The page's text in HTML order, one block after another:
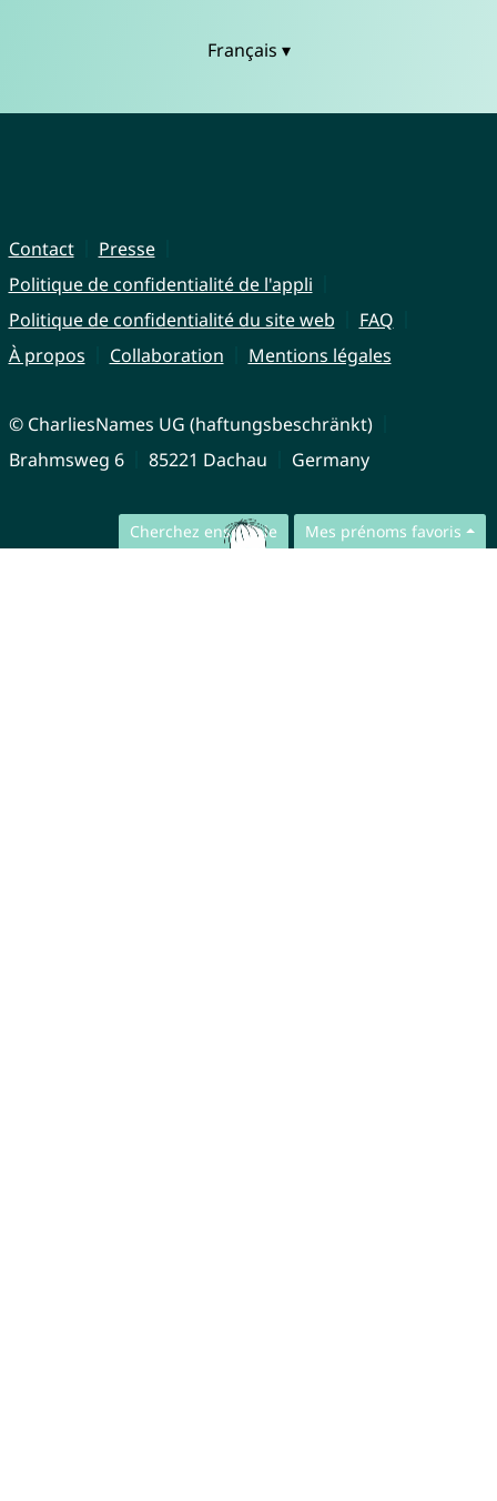
Cherchez ensemble Mes prénoms favoris
Français ▾
Contact
Presse
Politique de confidentialité de l'appli
Politique de confidentialité du site web
FAQ
À propos
Collaboration Mentions légales
© CharliesNames UG (haftungsbeschränkt)
Brahmsweg 6
85221 Dachau Germany